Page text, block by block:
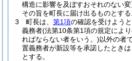
構造に影響を及ぼすおそれのない
その旨を町長に届け出るものとする
3
町長は、 第1項の確認を受けよう
義務者(法第10条第1項の規定によ
ればならない者をいう。)以外の者
置義務者が新設等を承諾したとき
とする。